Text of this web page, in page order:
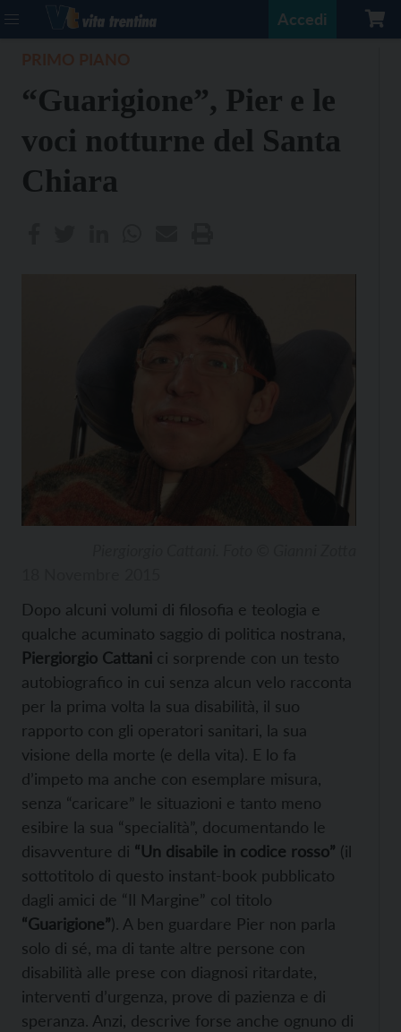
Accedi
“Guarigione”, Pier e le
voci notturne del Santa
Chiara
Dopo alcuni volumi di filosofia e teologia e
qualche acuminato saggio di politica nostrana,
Piergiorgio Cattani ci sorprende con un testo
autobiografico in cui senza alcun velo racconta
per la prima volta la sua disabilità, il suo
rapporto con gli operatori sanitari, la sua
visione della morte (e della vita). E lo fa
d’impeto ma anche con esemplare misura,
senza “caricare” le situazioni e tanto meno
esibire la sua “specialità”, documentando le
disavventure di “Un disabile in codice rosso” (il
sottotitolo di questo instant-book pubblicato
dagli amici de “Il Margine” col titolo
“Guarigione”). A ben guardare Pier non parla
solo di sé, ma di tante altre persone con
disabilità alle prese con diagnosi ritardate,
interventi d’urgenza, prove di pazienza e di
speranza. Anzi, descrive forse anche ognuno di